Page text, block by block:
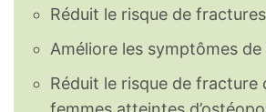
Réduit le risque de fractures
Améliore les symptômes de
Réduit le risque de fracture